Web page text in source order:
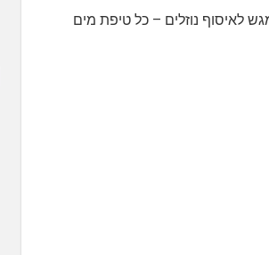
לאיסוף נוזלים – כל טיפת מים